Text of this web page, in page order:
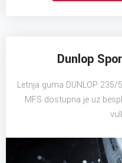
Dunlop
Letnja guma DUNLOP
MFS dostupna je uz